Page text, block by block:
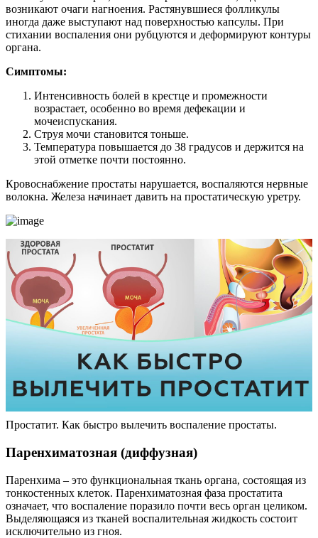
возникают очаги нагноения. Растянувшиеся фолликулы
иногда даже выступают над поверхностью капсулы. При
стихании воспаления они рубцуются и деформируют контуры
органа.
Симптомы:
Интенсивность болей в крестце и промежности
возрастает, особенно во время дефекации и
мочеиспускания.
Струя мочи становится тоньше.
Температура повышается до 38 градусов и держится на
этой отметке почти постоянно.
Кровоснабжение простаты нарушается, воспаляются нервные
волокна. Железа начинает давить на простатическую уретру.
Простатит. Как быстро вылечить воспаление простаты.
Паренхиматозная (диффузная)
Паренхима – это функциональная ткань органа, состоящая из
тонкостенных клеток. Паренхиматозная фаза простатита
означает, что воспаление поразило почти весь орган целиком.
Выделяющаяся из тканей воспалительная жидкость состоит
исключительно из гноя.